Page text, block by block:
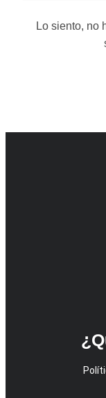
Lo siento, no